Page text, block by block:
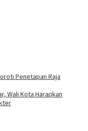
Penetapan Raja
Wali Kota Harapkan